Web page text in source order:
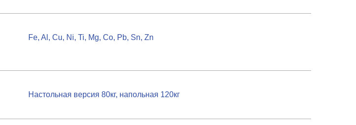
Настольная версия 80кг, напольная 120кг
Fe, Al, Cu, Ni, Ti, Mg, Co, Pb, Sn, Zn